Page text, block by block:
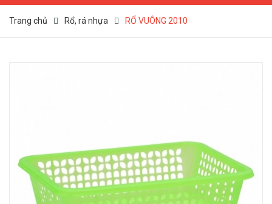
Trang chủ Rổ, rá nhựa RỔ VUÔNG 2010